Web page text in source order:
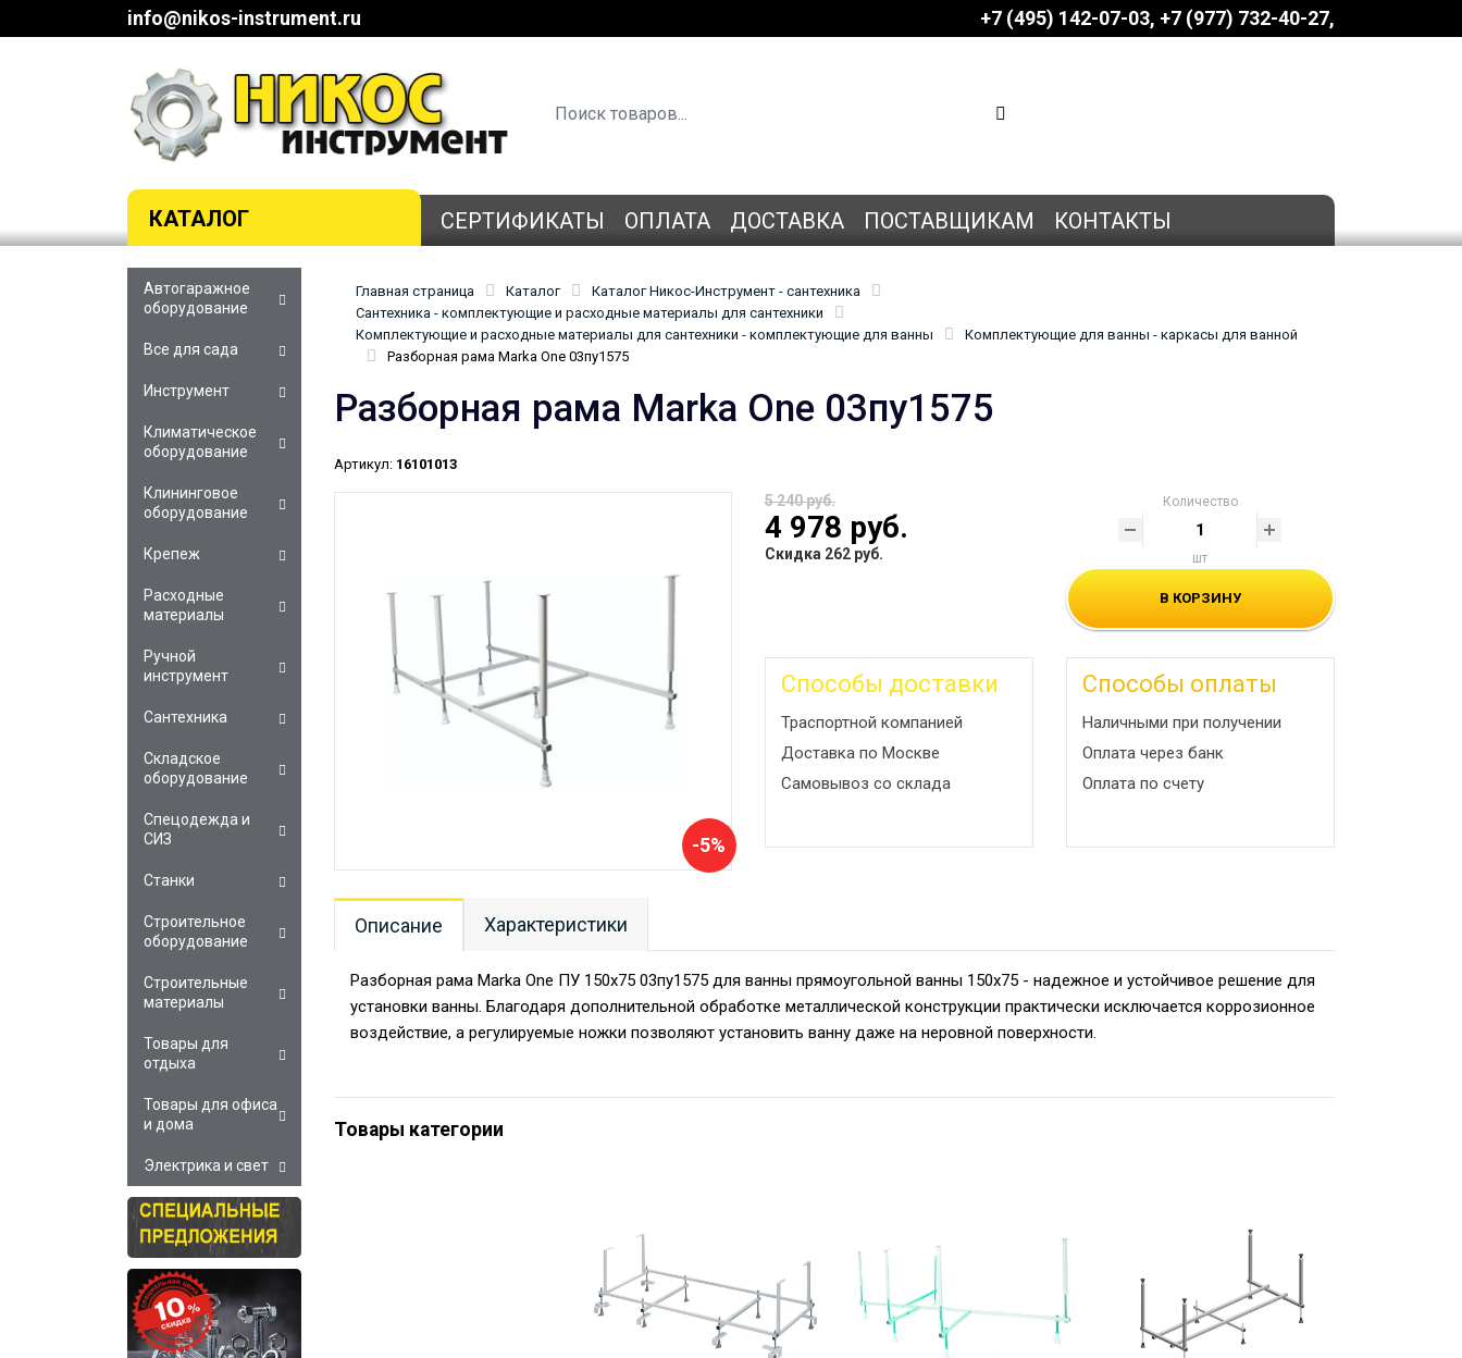
info@nikos-instrument.ru +7 (495) 142-07-03 ‎‎+7 (977) 732-40-27
КАТАЛОГ СЕРТИФИКАТЫ ОПЛАТА ДОСТАВКА ПОСТАВЩИКАМ КОНТАКТЫ
Главная страница Каталог
Каталог Никос-Инструмент - сантехника
Сантехника - комплектующие и расходные материалы для сантехники
Комплектующие и расходные материалы для сантехники - комплектующие для ванны
Комплектующие для ванны - каркасы для ванной
Разборная рама Marka One 03пу1575
Разборная рама Marka One 03пу1575
Артикул: 16101013
-5%
5 240 руб.
4 978 руб.
Скидка 262 руб.
Количество
шт
В КОРЗИНУ
Способы доставки
Траспортной компанией
Доставка по Москве
Самовывоз со склада
Способы оплаты
Наличными при получении
Оплата через банк
Оплата по счету
Описание Характеристики
Разборная рама Marka One ПУ 150x75 03пу1575 для ванны прямоугольной ванны 150x75 - надежное и устойчивое решение для
установки ванны. Благодаря дополнительной обработке металлической конструкции практически исключается коррозионное
воздействие, а регулируемые ножки позволяют установить ванну даже на неровной поверхности.
Товары категории
Автогаражное
оборудование
Все для сада
Инструмент
Климатическое
оборудование
Клининговое
оборудование
Крепеж
Расходные
материалы
Ручной
инструмент
Сантехника
Складское
оборудование
Спецодежда и
СИЗ
Станки
Строительное
оборудование
Строительные
материалы
Товары для
отдыха
Товары для офиса
и дома
Электрика и свет